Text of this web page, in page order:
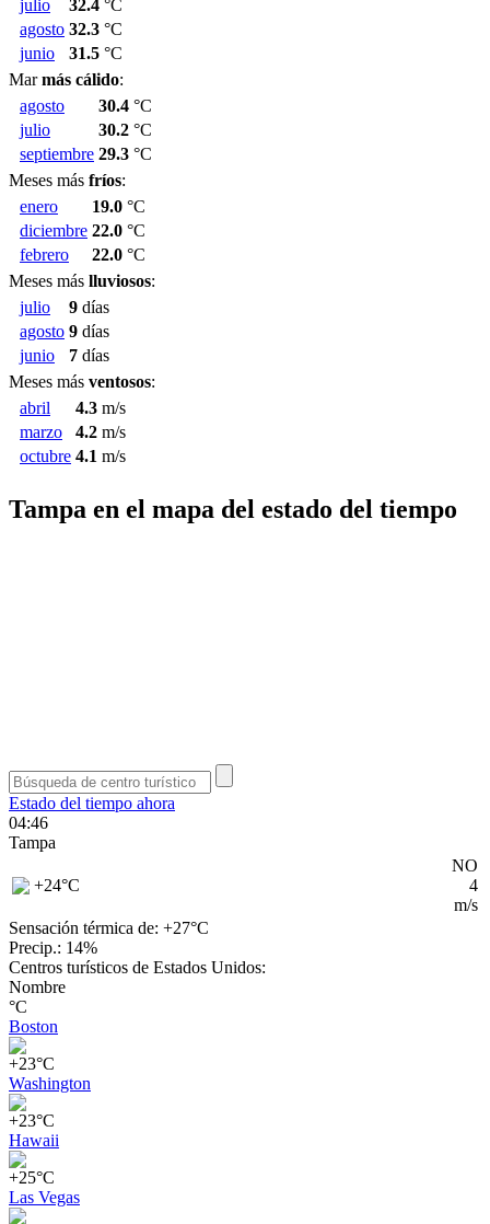
julio 32.4 °C
agosto 32.3 °C
junio
31.5 °C
Marmás cálido:
agosto
30.4 °C
julio
30.2 °C
septiembre 29.3 °C
Meses más fríos:
enero
19.0 °C
diciembre 22.0 °C
febrero
22.0 °C
Meses más lluviosos:
julio
9 días
agosto 9 días
junio
7 días
Meses más ventosos:
abril
4.3 m/s
marzo
4.2 m/s
octubre 4.1 m/s
Tampa en el mapa del estado del tiempo
Estado del tiempo ahora
04:46
Tampa
+24°C
NO
4
m/s
Sensación térmica de: +27°C
Precip.: 14%
Centros turísticos de Estados Unidos:
Nombre
°C
Boston
+23°C
Washington
+23°C
Hawaii
+25°C
Las Vegas